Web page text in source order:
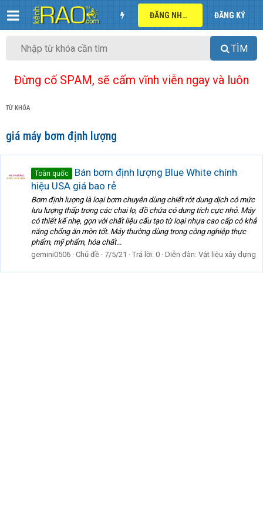
ĐĂNG NHẬP ĐĂNG KÝ
TÌM
Đừng cố SPAM, sẽ cấm vĩnh viễn ngay và luôn
TỪ KHÓA
giá máy bơm định lượng
Toàn quốc
Bán bơm định lượng Blue White chính
hiệu USA giá bao rẻ
Bơm định lượng là loại bơm chuyên dùng chiết rót dung dịch có mức
lưu lượng thấp trong các chai lọ, đồ chứa có dung tích cực nhỏ. Máy
có thiết kế nhẹ, gọn với chất liệu cấu tạo từ loại nhựa cao cấp có khả
năng chống ăn mòn tốt. Máy thường dùng trong công nghiệp thực
phẩm, mỹ phẩm, hóa chất...
gemini0506 Chủ đề 7/5/21 Trả lời: 0 Diễn đàn: Vật liệu xây dựng